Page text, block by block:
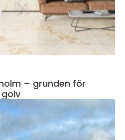
– grunden för